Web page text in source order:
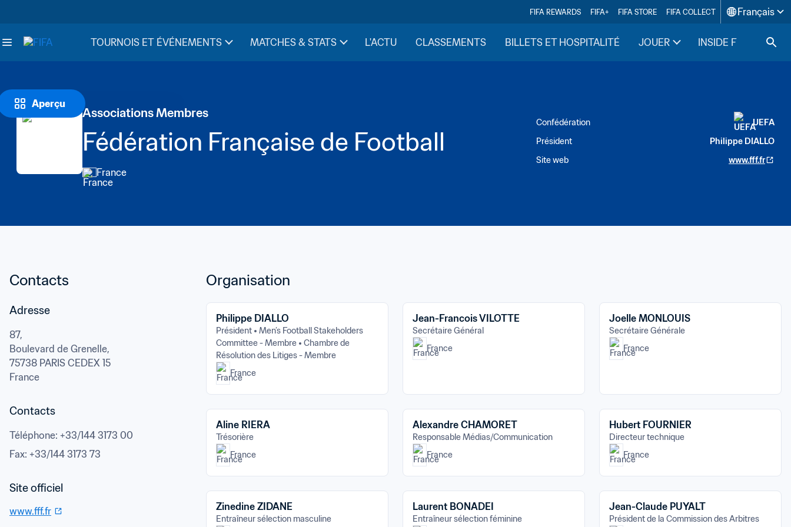
FIFA REWARDS FIFA+ FIFA STORE FIFA COLLECT Français
TOURNOIS ET ÉVÉNEMENTS MATCHES & STATS L'ACTU CLASSEMENTS BILLETS ET HOSPITALITÉ JOUER INSIDE FIFA
Aperçu
Associations Membres
Fédération Française de Football
France
Confédération
UEFA
Président
Philippe DIALLO
Site web
www.fff.fr
Contacts
Adresse
87,
Boulevard de Grenelle,
75738 PARIS CEDEX 15
France
Contacts
Téléphone: +33/144 3173 00
Fax: +33/144 3173 73
www.fff.fr
Organisation
Philippe DIALLO
Président
Men’s Football Stakeholders
Committee - Membre
Chambre de
Résolution des Litiges - Membre
France
Jean-Francois VILOTTE
Secrétaire Général
France
Joelle MONLOUIS
Secrétaire Générale
France
Aline RIERA
Trésorière
France
Alexandre CHAMORET
Responsable Médias/Communication
France
Hubert FOURNIER
Directeur technique
France
Zinedine ZIDANE
Entraîneur sélection masculine
Laurent BONADEI
Entraîneur sélection féminine
Jean-Claude PUYALT
Président de la Commission des Arbitres